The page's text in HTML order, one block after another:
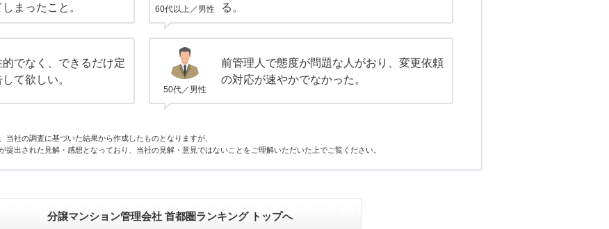
まったこと。
60代以上／男性
る。
でなく、できるだけ定
て欲しい。
50代／男性
前管理人で態度が問題な人がおり、変更依頼
の対応が速やかでなかった。
社の調査に基づいた結果から作成したものとなりますが、
出された見解・感想となっており、当社の見解・意見ではないことをご理解いただいた上でご覧ください。
分譲マンション管理会社 首都圏ランキング トップへ